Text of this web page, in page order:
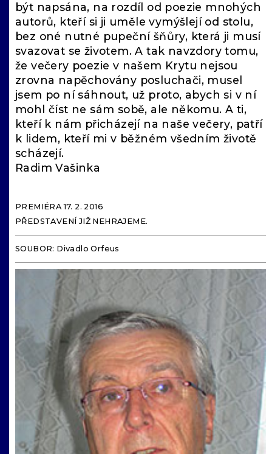
být napsána, na rozdíl od poezie mnohých
autorů, kteří si ji uměle vymýšlejí od stolu,
bez oné nutné pupeční šňůry, která ji musí
svazovat se životem. A tak navzdory tomu,
že večery poezie v našem Krytu nejsou
zrovna napěchovány posluchači, musel
jsem po ní sáhnout, už proto, abych si v ní
mohl číst ne sám sobě, ale někomu. A ti,
kteří k nám přicházejí na naše večery, patří
k lidem, kteří mi v běžném všedním životě
scházejí.
Radim Vašinka
PREMIÉRA 17. 2. 2016
PŘEDSTAVENÍ JIŽ NEHRAJEME.
SOUBOR: Divadlo Orfeus